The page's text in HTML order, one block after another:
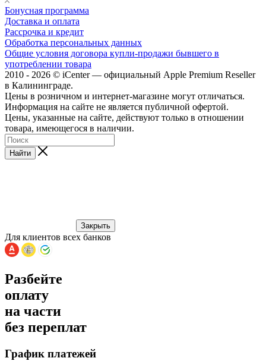
Бонусная программа
Доставка и оплата
Рассрочка и кредит
Обработка персональных данных
Общие условия договора купли-продажи бывшего в
употреблении товара
2010 - 2026 © iCenter — официальный Apple Premium Reseller
в Калининграде.
Цены в розничном и интернет-магазине могут отличаться.
Информация на сайте не является публичной офертой.
Цены, указанные на сайте, действуют только в отношении
товара, имеющегося в наличии.
Найти
Закрыть
Для клиентов всех банков
Разбейте
оплату
на части
без переплат
График платежей